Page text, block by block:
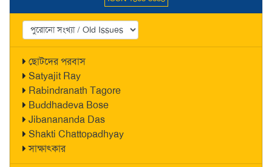
ছোটদের পরবাস
Satyajit Ray
Rabindranath Tagore
Buddhadeva Bose
Jibanananda Das
Shakti Chattopadhyay
সাক্ষাৎকার